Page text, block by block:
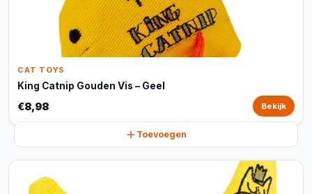
CAT TOYS
King Catnip Gouden Vis – Geel
€8,98 Bekijk
Toevoegen